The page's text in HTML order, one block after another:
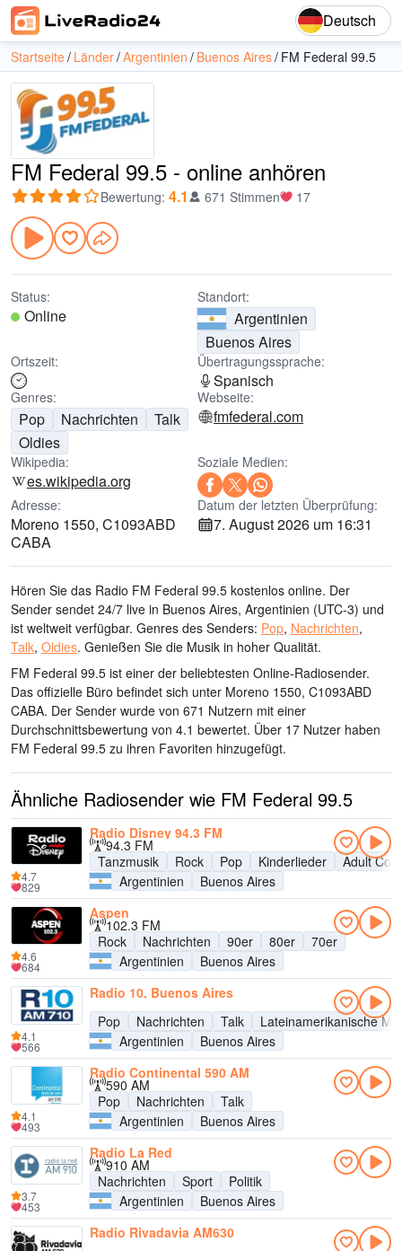
Deutsch
Startseite Länder Argentinien Buenos Aires FM Federal 99.5
FM Federal 99.5 - online anhören
Bewertung: 4.1 671 Stimmen 17
Status:
Online
Standort:
Argentinien
Buenos Aires
Ortszeit: Übertragungssprache:
Spanisch
Genres:
Pop Nachrichten
Talk
Oldies
Webseite:
fmfederal.com
Wikipedia:
es.wikipedia.org
Soziale Medien:
Adresse:
Moreno 1550, C1093ABD
CABA
Datum der letzten Überprüfung:
7. August 2026 um 16:31
Hören Sie das Radio FM Federal 99.5 kostenlos online. Der
Sender sendet 24/7 live in Buenos Aires, Argentinien (UTC-3) und
ist weltweit verfügbar. Genres des Senders: Pop, Nachrichten,
Talk, Oldies. Genießen Sie die Musik in hoher Qualität.
FM Federal 99.5 ist einer der beliebtesten Online-Radiosender.
Das offizielle Büro befindet sich unter Moreno 1550, C1093ABD
CABA. Der Sender wurde von 671 Nutzern mit einer
Durchschnittsbewertung von 4.1 bewertet. Über 17 Nutzer haben
FM Federal 99.5 zu ihren Favoriten hinzugefügt.
Ähnliche Radiosender wie FM Federal 99.5
Radio Disney 94.3 FM
94.3 FM
Tanzmusik
Rock Pop Kinderlieder
Adult
Argentinien
Buenos Aires
4.7
829
Aspen
102.3 FM
Rock
Nachrichten 90er 80er
70er
Argentinien
Buenos Aires
4.6
684
Radio 10, Buenos Aires
Pop
Nachrichten Talk
Lateinamerikanische
Argentinien
Buenos Aires
4.1
566
Radio Continental 590 AM
590 AM
Pop
Nachrichten
Talk
Argentinien
Buenos Aires
4.1
493
Radio La Red
910 AM
Nachrichten
Sport
Politik
Argentinien
Buenos Aires
3.7
453
Radio Rivadavia AM630